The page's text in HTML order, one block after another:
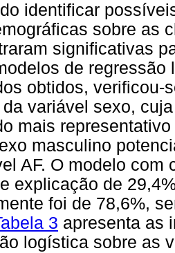
identificar
sobre as
significativas
de
obtidos, verificou-
variável sexo,
mais
masculino
AF. O modelo com
explicação de
foi de 78,6%,
3 apresenta as
logística sobre as